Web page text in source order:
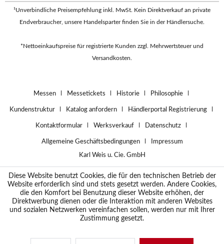
¹Unverbindliche Preisempfehlung inkl. MwSt. Kein Direktverkauf an private
Endverbraucher, unsere Handelsparter finden Sie in der Händlersuche
*Nettoeinkaufspreise für registrierte Kunden zzgl. Mehrwertsteuer und
Versandkosten.
Messen Messetickets Historie Philosophie
Kundenstruktur Katalog anfordern Händlerportal Registrierung
Kontaktformular Werksverkauf Datenschutz
Allgemeine Geschäftsbedingungen Impressum
Karl Weis u. Cie. GmbH
Diese Website benutzt Cookies, die für den technischen Betrieb der
Website erforderlich sind und stets gesetzt werden. Andere Cookies,
die den Komfort bei Benutzung dieser Website erhöhen, der
Direktwerbung dienen oder die Interaktion mit anderen Websites
und sozialen Netzwerken vereinfachen sollen, werden nur mit Ihrer
Zustimmung gesetzt.